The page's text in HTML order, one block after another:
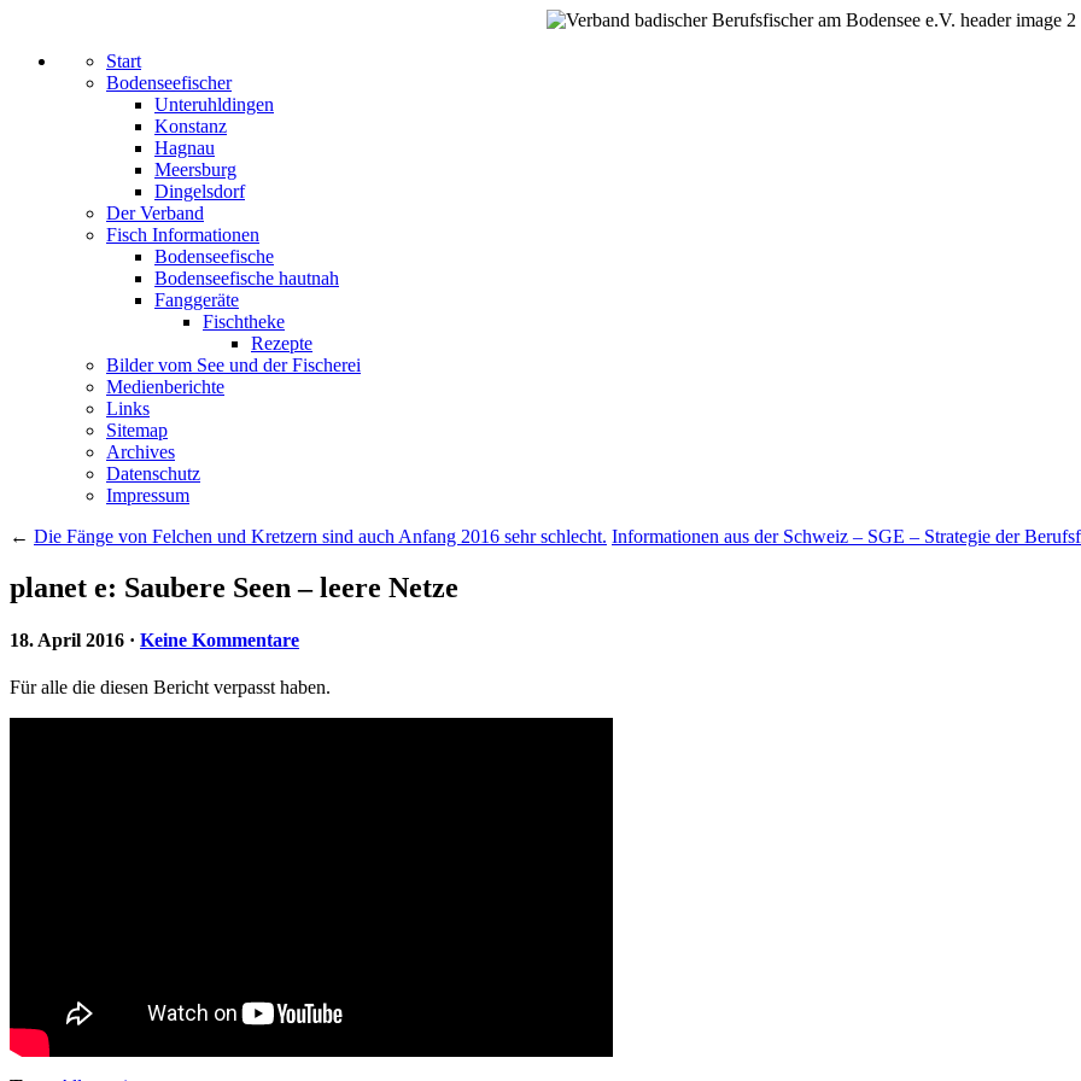
Start
Bodenseefischer
Unteruhldingen
Konstanz
Hagnau
Meersburg
Dingelsdorf
Der Verband
Fisch Informationen
Bodenseefische
Bodenseefische hautnah
Fanggeräte
Fischtheke
Rezepte
Bilder vom See und der Fischerei
Medienberichte
Links
Sitemap
Archives
Datenschutz
Impressum
← Die Fänge von Felchen und Kretzern sind auch Anfang 2016 sehr schlecht. Informationen aus der Schweiz – SGE – Strategie der
planet e: Saubere Seen – leere Netze
18. April 2016 · Keine Kommentare
Für alle die diesen Bericht verpasst haben.